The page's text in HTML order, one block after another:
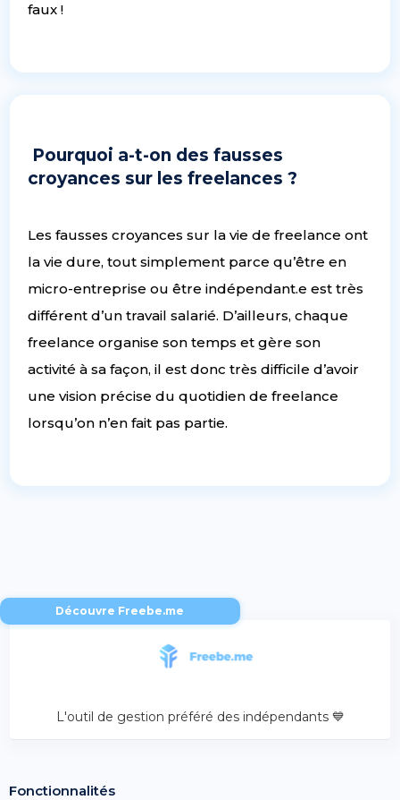
faux !
Pourquoi a-t-on des fausses
croyances sur les freelances ?
Les fausses croyances sur la vie de freelance ont
la vie dure, tout simplement parce qu’être en
micro-entreprise ou être indépendant.e est très
différent d’un travail salarié. D’ailleurs, chaque
freelance organise son temps et gère son
activité à sa façon, il est donc très difficile d’avoir
une vision précise du quotidien de freelance
lorsqu’on n’en fait pas partie.
Découvre Freebe.me
L'outil de gestion préféré des indépendants 💙
Fonctionnalités